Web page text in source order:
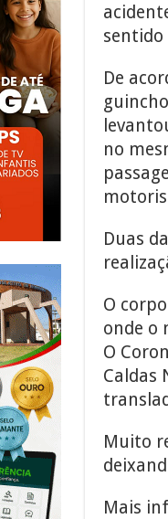
De
no
Duas
O
onde o
O
Caldas
Muito
Mais